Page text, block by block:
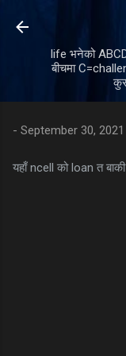
life भनेको
बीचमा
- September 30, 2021
यहाँ ncell को loan त